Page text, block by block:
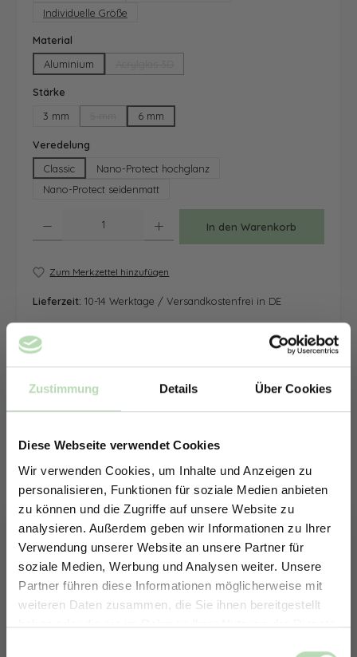
Zustimmung Details Über Cookies
Diese Webseite verwendet Cookies
Wir verwenden Cookies, um Inhalte und Anzeigen zu
personalisieren, Funktionen für soziale Medien anbieten
zu können und die Zugriffe auf unsere Website zu
analysieren. Außerdem geben wir Informationen zu Ihrer
Verwendung unserer Website an unsere Partner für
soziale Medien, Werbung und Analysen weiter. Unsere
Partner führen diese Informationen möglicherweise mit
weiteren Daten zusammen, die Sie ihnen bereitgestellt
haben oder die sie im Rahmen Ihrer Nutzung der Dienste
Individuelle Größe
Material
Aluminium
Stärke
3 mm
(Diese Option ist zurzeit nicht verfügbar.)
6 mm
Veredelung
Classic
Nano-Protect hochglanz
Nano-Protect seidenmatt
In den Warenkorb
Zum Merkzettel hinzufügen
Lieferzeit: 10-14 Werktage / Versandkostenfrei in DE
ERHALTE 5% RABATT AUF
DEINE RÜCKWÄNDE